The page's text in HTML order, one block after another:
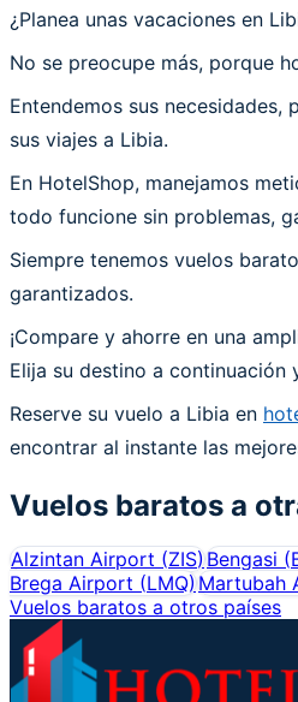
¿Planea unas vacaciones en
No se preocupe más, porque
Entendemos sus
sus viajes a Libia.
En HotelShop, manejamos
todo funcione sin problemas,
Siempre tenemos vuelos
garantizados.
¡Compare y ahorre en una
Elija su destino a continuación
Reserve su vuelo a Libia en
encontrar al instante las
Vuelos baratos a
Alzintan Airport (ZIS)Bengasi (
Brega Airport (LMQ)Martubah
Vuelos baratos a otros países